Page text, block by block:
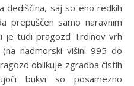
dediščina, saj so eno redkih
prepuščen samo naravnim
je tudi pragozd Trdinov vrh
nadmorski višini 995 do
oblikuje zgradba čistih
bukvi so posamezno